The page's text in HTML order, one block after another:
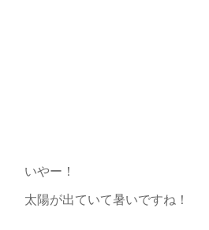
いやー！
太陽が出ていて暑いですね！